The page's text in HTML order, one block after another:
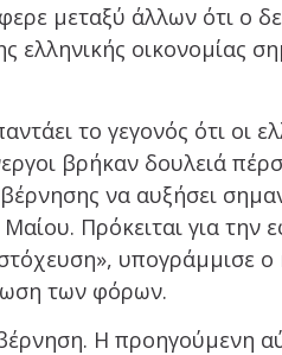
μεταξύ άλλων ότι ο
ελληνικής οικονομίας
το γεγονός ότι οι
βρήκαν δουλειά
να αυξήσει
Πρόκειται για την
υπογράμμισε
των φόρων.
Η προηγούμενη